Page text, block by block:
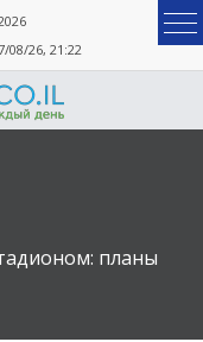
08/26, 21:22
планы